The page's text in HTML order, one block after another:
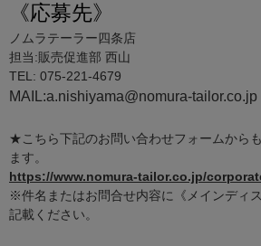
《応募先》
ノムラテーラー四条店
担当:販売促進部 西山
TEL: 075-221-4679
MAIL:a.nishiyama@nomura-tailor.co.jp
★こちら下記のお問い合わせフォームから
ます。
https://www.nomura-tailor.co.jp/
※件名またはお問合せ内容に《メインディ
記載ください。